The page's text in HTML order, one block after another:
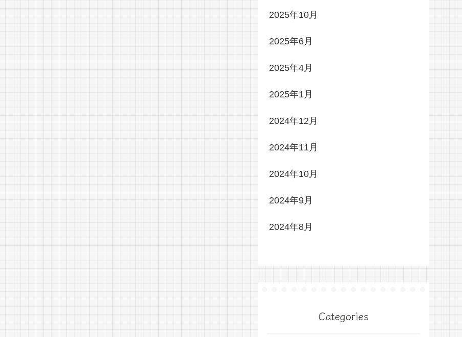
2025年10月
2025年6月
2025年4月
2025年1月
2024年12月
2024年11月
2024年10月
2024年9月
2024年8月
Categories